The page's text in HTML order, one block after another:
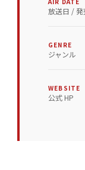
放送日 / 発
GENRE
ジャンル
WEBSITE
公式 HP